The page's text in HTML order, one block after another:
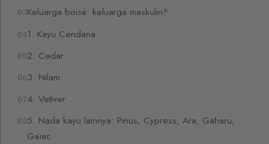
Keluarga boisé: keluarga maskulin?
1. Kayu Cendana
2. Cedar
3. Nilam
4. Vetiver
5. Nada kayu lainnya: Pinus, Cypress, Ara, Gaharu,
Gaïac